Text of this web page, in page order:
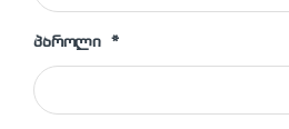
პაროლი*სავალდებულო